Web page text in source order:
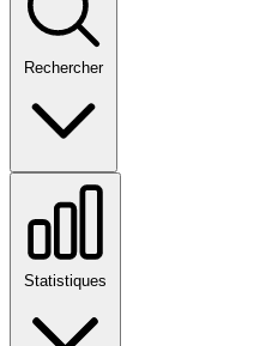
Rechercher
Statistiques